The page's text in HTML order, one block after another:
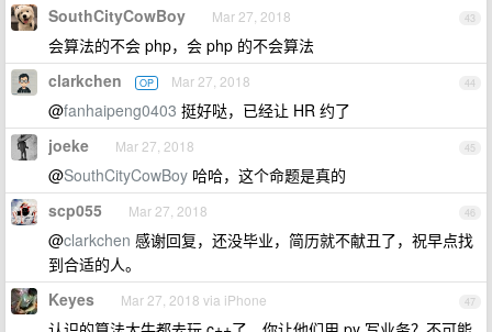
43
SouthCityCowBoy Mar 27, 2018
会算法的不会 php，会 php 的不会算法
44
clarkchen OP Mar 27, 2018
@fanhaipeng0403 挺好哒，已经让 HR 约了
45
joeke Mar 27, 2018
@SouthCityCowBoy 哈哈，这个命题是真的
46
scp055 Mar 27, 2018
@clarkchen 感谢回复，还没毕业，简历就不献丑了，祝早点找
到合适的人。
47
Keyes Mar 27, 2018 via iPhone